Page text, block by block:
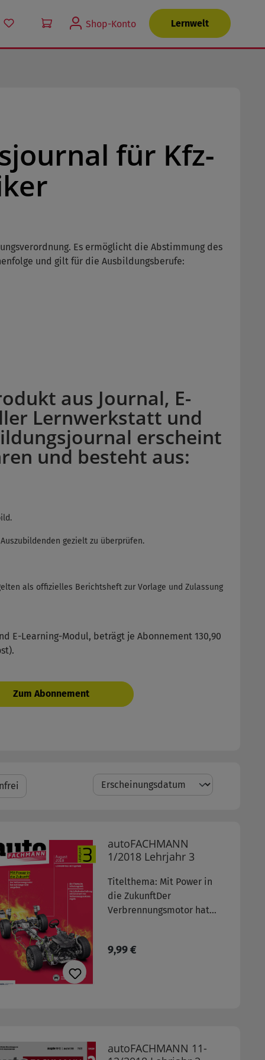
Du hast 0 Produkte auf dem Merkzettel
Shop-Konto Lernwelt
für Kfz-
Es ermöglicht die Abstimmung des
und gilt für die Ausbildungsberufe:
aus Journal, E-
Lernwerkstatt und
erscheint
und besteht aus:
gezielt zu überprüfen.
als offizielles Berichtsheft zur Vorlage und Zulassung
E-Learning-Modul, beträgt je Abonnement 130,90
Zum Abonnement
Versandkostenfrei
autoFACHMANN
1/2018 Lehrjahr 3
Titelthema: Mit Power in
die ZukunftDer
Verbrennungsmotor hat
Themen:- Werkzeuge für
Regulärer Preis:
9,99 €
autoFACHMANN 11-